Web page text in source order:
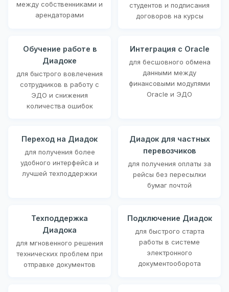
между собственниками и
арендаторами
студентов и подписания
договоров на курсы
Обучение работе в
Диадоке
для быстрого вовлечения
сотрудников в работу с
ЭДО и снижения
количества ошибок
Интеграция с Oracle
для бесшовного обмена
данными между
финансовыми модулями
Oracle и ЭДО
Переход на Диадок
для получения более
удобного интерфейса и
лучшей техподдержки
Диадок для частных
перевозчиков
для получения оплаты за
рейсы без пересылки
бумаг почтой
Техподдержка
Диадока
для мгновенного решения
технических проблем при
отправке документов
Подключение Диадок
для быстрого старта
работы в системе
электронного
документооборота